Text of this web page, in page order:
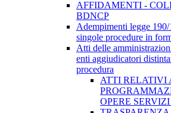
AFFIDAMENTI -
BDNCP
Adempimenti legge
singole procedure in
Atti delle
enti aggiudicatori
procedura
ATTI RELATIVI
OPERE